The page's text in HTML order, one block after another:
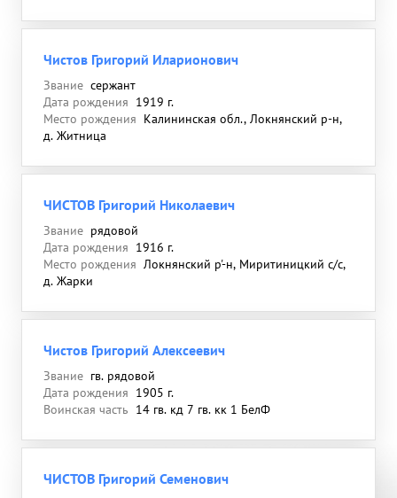
Чистов Григорий Иларионович
Звание сержант
Дата рождения 1919 г.
Место рождения Калининская обл., Локнянский р-н,
д. Житница
ЧИСТОВ Григорий Николаевич
Звание рядовой
Дата рождения 1916 г.
Место рождения Локнянский р'-н, Миритиницкий с/с,
д. Жарки
Чистов Григорий Алексеевич
Звание гв. рядовой
Дата рождения 1905 г.
Воинская часть 14 гв. кд 7 гв. кк 1 БелФ
ЧИСТОВ Григорий Семенович